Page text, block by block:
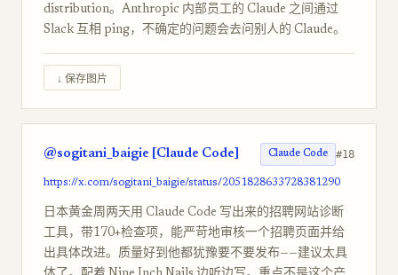
distribution。Anthropic 内部员工的 Claude 之间通过
Slack 互相 ping，不确定的问题会去问别人的 Claude。
↓ 保存图片
@sogitani_baigie [Claude Code] Claude Code #18
https://x.com/sogitani_baigie/status/2051828633728381290
日本黄金周两天用 Claude Code 写出来的招聘网站诊断
工具，带170+检查项，能严苛地审核一个招聘页面并给
出具体改进。质量好到他都犹豫要不要发布——建议太具